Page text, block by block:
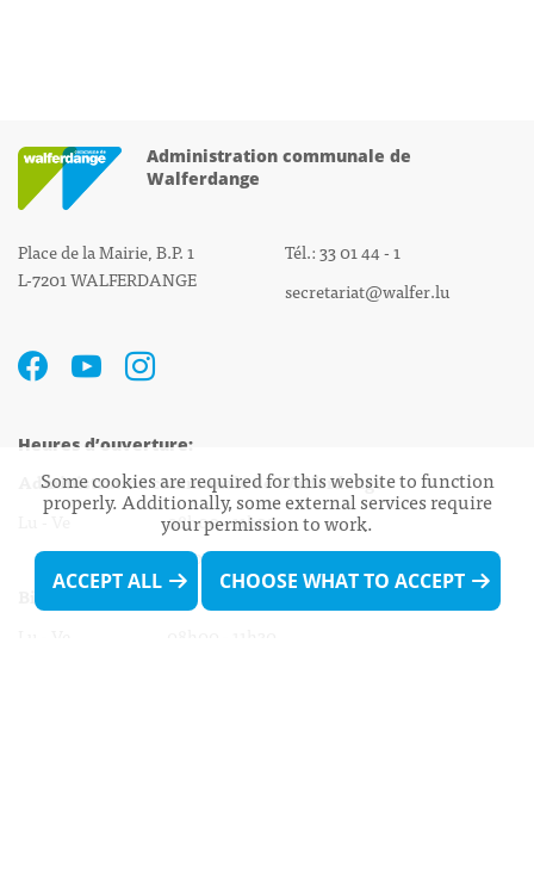
Administration communale de
Walferdange
Place de la Mairie, B.P. 1
L-7201 WALFERDANGE
Tél.: 33 01 44 - 1
secretariat@walfer.lu
Heures d’ouverture:
Administration communale de Walferdange
Lu - Ve 08h00 - 11h30
13h30 - 16h00
Biergercenter
Some cookies are required for this website to function
properly. Additionally, some external services require
your permission to work.
ACCEPT ALL CHOOSE WHAT TO ACCEPT